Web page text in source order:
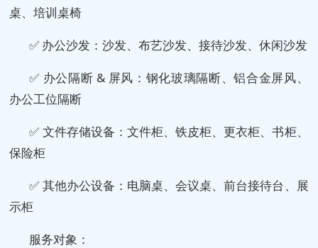
桌、培训桌椅
✅ 办公沙发：沙发、布艺沙发、接待沙发、休闲沙发
✅ 办公隔断 & 屏风：钢化玻璃隔断、铝合金屏风、
办公工位隔断
✅ 文件存储设备：文件柜、铁皮柜、更衣柜、书柜、
保险柜
✅ 其他办公设备：电脑桌、会议桌、前台接待台、展
示柜
服务对象：